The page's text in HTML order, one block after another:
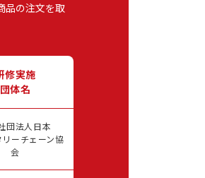
品の注文を取
修実施
団体名
団法人日本
ーチェーン協
会